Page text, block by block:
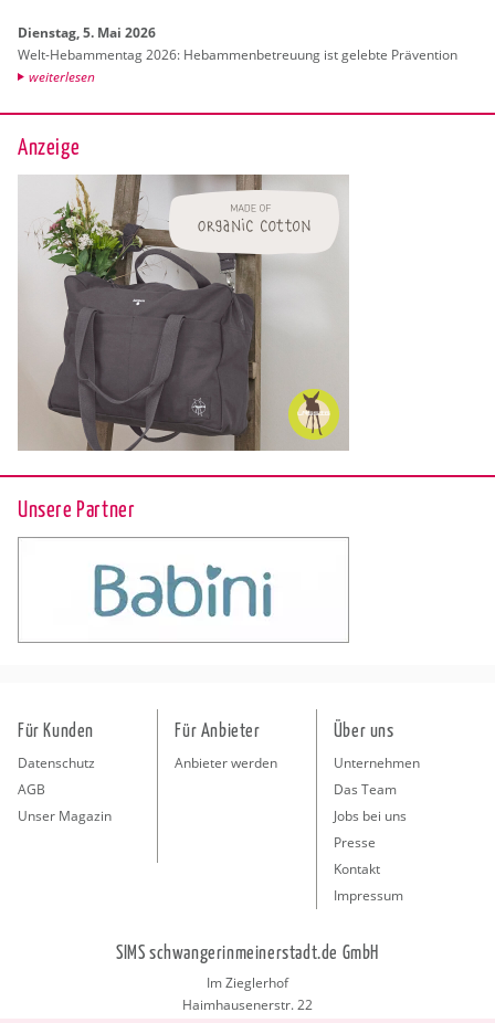
Diens­tag, 5. Mai 2026
Welt-Heb­am­men­tag 2026: Heb­am­men­be­treu­ung ist ge­leb­te Prä­ven­ti­on
wei­ter­le­sen
Anzeige
Unsere Partner
Für Kunden
Datenschutz
AGB
Unser Magazin
Für Anbieter
Anbieter werden
Über uns
Unternehmen
Das Team
Jobs bei uns
Presse
Kontakt
Impressum
SIMS schwangerinmeinerstadt.de GmbH
Im Zieglerhof
Haimhausenerstr. 22